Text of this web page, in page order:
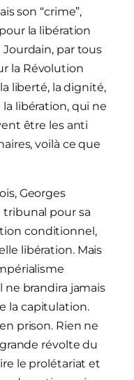
son “crime”,
la libération
Jourdain, par tous
la Révolution
liberté, la dignité,
libération, qui ne
être les anti
voilà ce que
Georges
tribunal pour sa
conditionnel,
libération. Mais
ne brandira jamais
la capitulation.
prison. Rien ne
révolte du
le prolétariat et